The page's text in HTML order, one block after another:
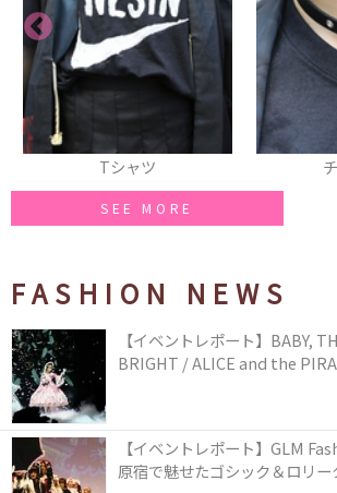
Tシャツ
SEE MORE
FASHION NEWS
【イベントレポート】BABY,
BRIGHT / ALICE and the
【イベントレポート】GLM
原宿で魅せたゴシック＆ロリー